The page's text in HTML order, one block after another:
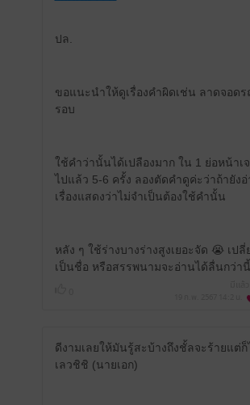
ปล.
ขอแนะนำให้ดูเรื่องคำผิดเช่น ลาดจอดร
รอบ
ใช้คำว่านั้นได้เปลืองมาก ใน 1 ย่อหน้าเ
ไปแล้ว 5-6 ครั้ง ลองตัดคำดูค่ะว่าถ้ายัง
เรื่องแสดงว่าไม่จำเป็นต้องใช้คำนั้น
หลัง ๆ ใช้ร่างบางร่างสูงเยอะจัด 😭 เป
เป็นชื่อ หรือสรรพนามจะอ่านได้ลื่นกว่า
ดีงามเลยให้มันรู้สะบ้างถึงชั้ลจะร้ายแต่ก็
เลวชิชิ (นายเอก)